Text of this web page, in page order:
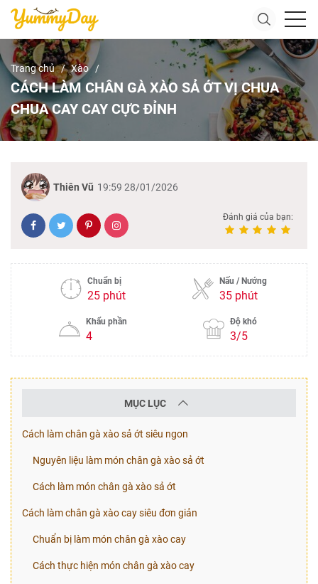
Trang chủ Xào
CÁCH LÀM CHÂN GÀ XÀO SẢ ỚT VỊ CHUA
CHUA CAY CAY CỰC ĐỈNH
Thiên Vũ 19:59 28/01/2026
Đánh giá của bạn:
Chuẩn bị
25 phút
Nấu / Nướng
35 phút
Khẩu phần
4
Độ khó
3/5
MỤC LỤC
Cách làm chân gà xào sả ớt siêu ngon
Nguyên liệu làm món chân gà xào sả ớt
Cách làm món chân gà xào sả ớt
Cách làm chân gà xào cay siêu đơn giản
Chuẩn bị làm món chân gà xào cay
Cách thực hiện món chân gà xào cay